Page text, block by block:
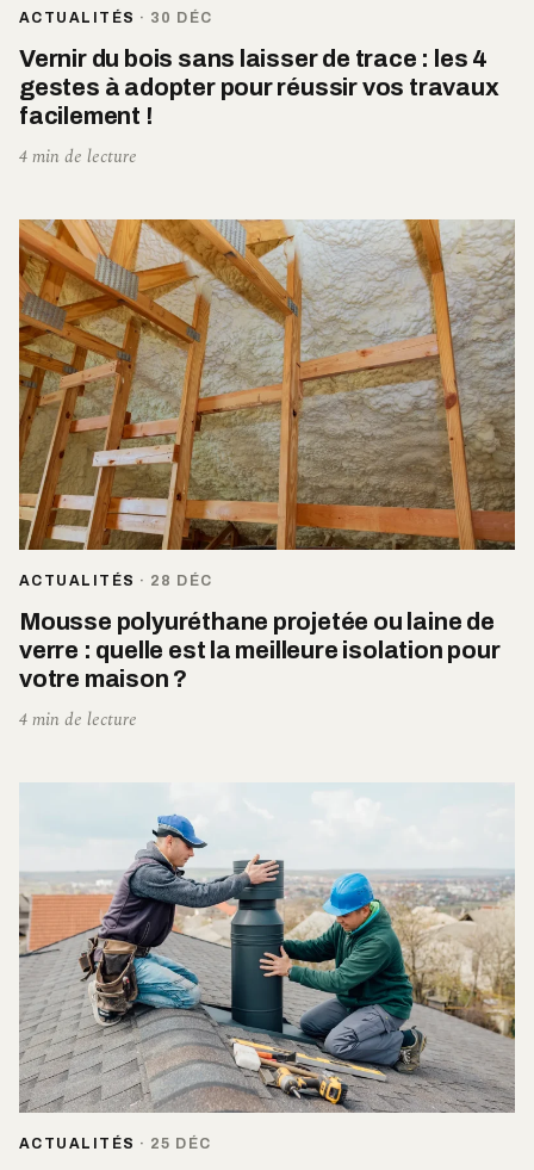
ACTUALITÉS · 30 DÉC
Vernir du bois sans laisser de trace : les 4
gestes à adopter pour réussir vos travaux
facilement !
4 min de lecture
ACTUALITÉS · 28 DÉC
Mousse polyuréthane projetée ou laine de
verre : quelle est la meilleure isolation pour
votre maison ?
4 min de lecture
ACTUALITÉS · 25 DÉC